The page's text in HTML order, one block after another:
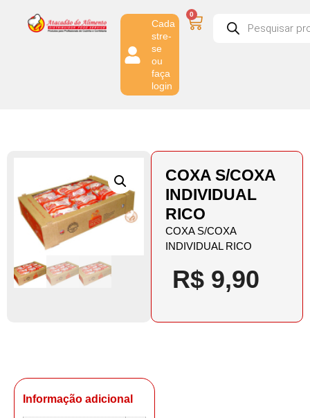
Cada
stre-
se
ou
faça
login
0
COXA S/COXA
INDIVIDUAL
RICO
COXA S/COXA
INDIVIDUAL RICO
R$ 9,90
Informação adicional